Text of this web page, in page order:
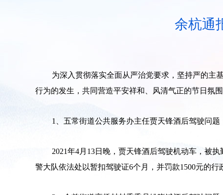
余杭通
为深入贯彻落实全面从严治党要求，坚持严的主
行为的发生，共同营造平安祥和、风清气正的节日氛
1、五常街道公共服务办主任贾天锋酒后驾驶问题
2021年4月13日晚，贾天锋酒后驾驶机动车，被
警大队依法处以暂扣驾驶证6个月，并罚款1500元的行